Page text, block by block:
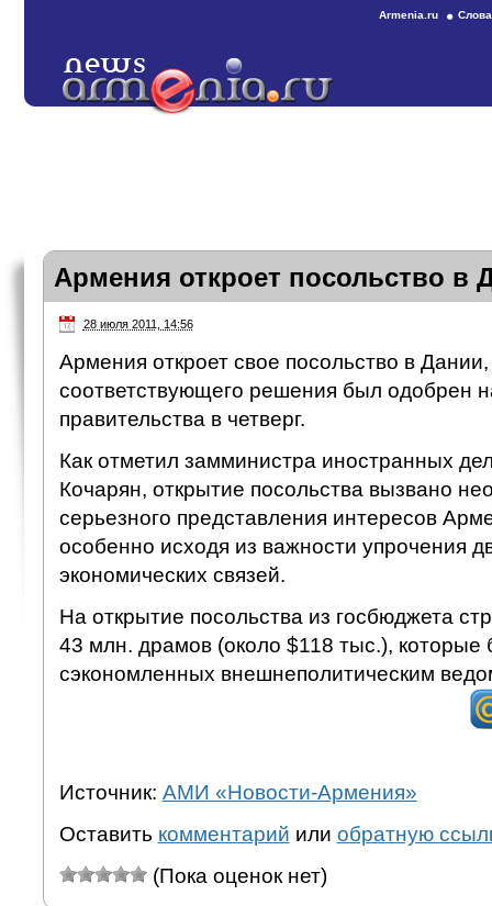
Armenia.ru
Армения откроет посольство в
28 июля 2011, 14:56
Армения откроет свое посольство в Дании,
соответствующего решения был одобрен
правительства в четверг.
Как отметил замминистра иностранных
Кочарян, открытие посольства вызвано
серьезного представления интересов
особенно исходя из важности упрочения
экономических связей.
На открытие посольства из госбюджета
43 млн. драмов (около $118 тыс.), которые
сэкономленных внешнеполитическим
Источник: АМИ «Новости-Армения»
Оставить комментарий или обратную
(Пока оценок нет)